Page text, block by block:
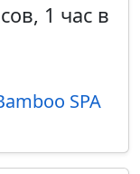
1 час в
SPA